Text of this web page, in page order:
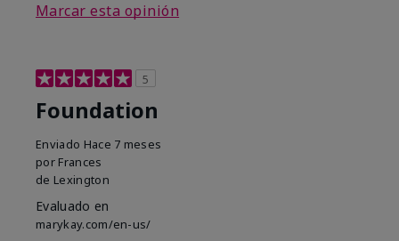
Marcar esta opinión
5
Foundation
Enviado Hace 7 meses
por Frances
de Lexington
Evaluado en
marykay.com/en-us/